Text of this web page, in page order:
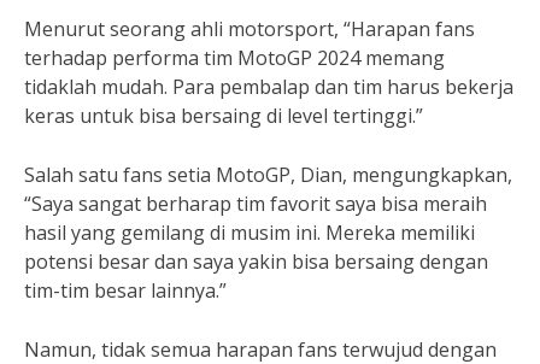
Menurut seorang ahli motorsport, “Harapan fans
terhadap performa tim MotoGP 2024 memang
tidaklah mudah. Para pembalap dan tim harus bekerja
keras untuk bisa bersaing di level tertinggi.”
Salah satu fans setia MotoGP, Dian, mengungkapkan,
“Saya sangat berharap tim favorit saya bisa meraih
hasil yang gemilang di musim ini. Mereka memiliki
potensi besar dan saya yakin bisa bersaing dengan
tim-tim besar lainnya.”
Namun, tidak semua harapan fans terwujud dengan